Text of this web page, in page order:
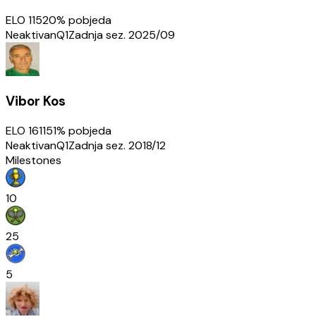
ELO 11520% pobjeda
NeaktivanQ1Zadnja sez. 2025/09
Vibor Kos
ELO 161151% pobjeda
NeaktivanQ1Zadnja sez. 2018/12
Milestones
10
25
5